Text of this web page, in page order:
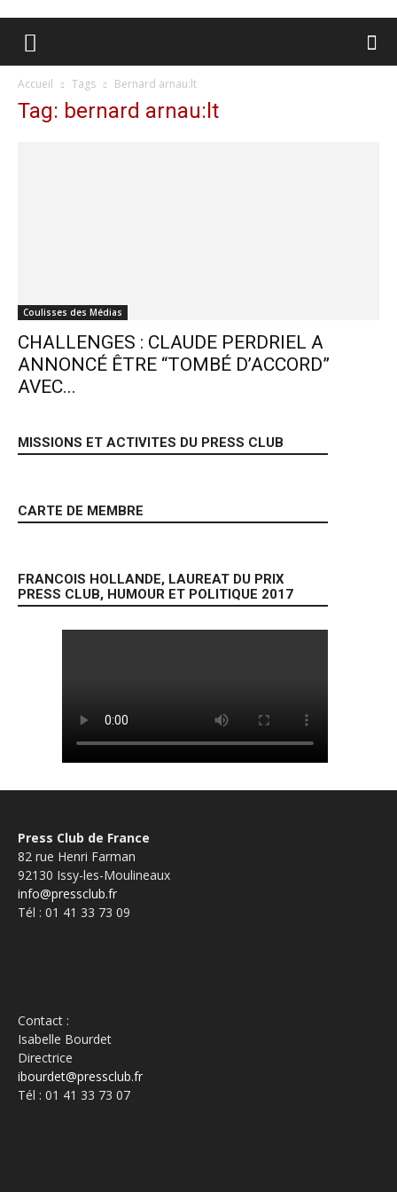
Accueil Tags Bernard arnau:lt
Tag: bernard arnau:lt
Coulisses des Médias
CHALLENGES : CLAUDE PERDRIEL A
ANNONCÉ ÊTRE “TOMBÉ D’ACCORD”
AVEC...
MISSIONS ET ACTIVITES DU PRESS CLUB
CARTE DE MEMBRE
FRANCOIS HOLLANDE, LAUREAT DU PRIX
PRESS CLUB, HUMOUR ET POLITIQUE 2017
Press Club de France
82 rue Henri Farman
92130 Issy-les-Moulineaux
info@pressclub.fr
Tél : 01 41 33 73 09
Contact :
Isabelle Bourdet
Directrice
ibourdet@pressclub.fr
Tél : 01 41 33 73 07